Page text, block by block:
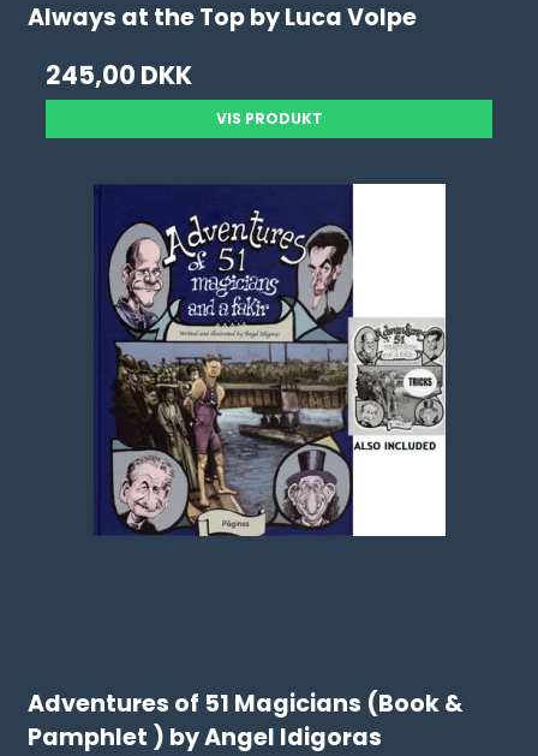
Always at the Top by Luca Volpe
245,00 DKK
VIS PRODUKT
Adventures of 51 Magicians (Book &
Pamphlet ) by Angel Idigoras